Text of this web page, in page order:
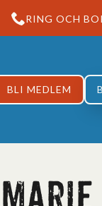
RING OCH
BLI MEDLEM